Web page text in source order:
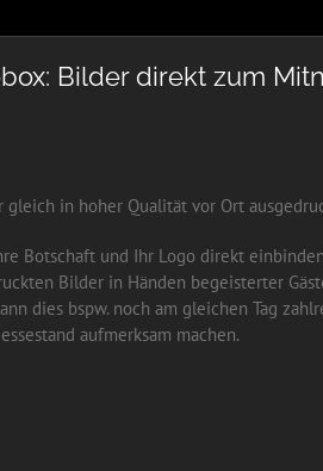
Bilder direkt zum
gleich in hoher Qualität vor Ort
Botschaft und Ihr Logo direkt
Bilder in Händen begeisterter
dies bspw. noch am gleichen Tag
aufmerksam machen.